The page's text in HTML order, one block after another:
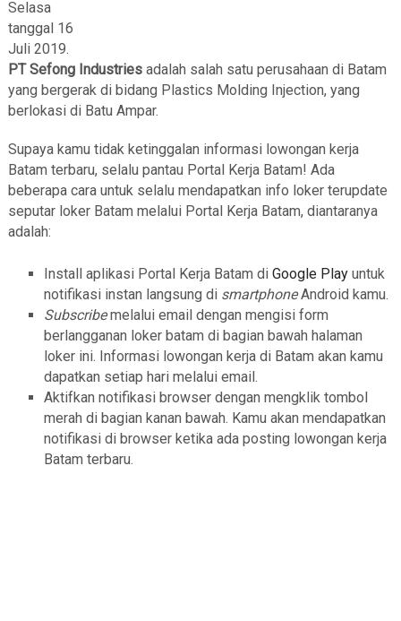
Selasa
tanggal 16
Juli 2019.
PT Sefong Industriesadalah salah satu perusahaan di Batam
yang bergerak di bidang Plastics Molding Injection, yang
berlokasi di Batu Ampar.
Supaya kamu tidak ketinggalan informasi lowongan kerja
Batam terbaru, selalu pantau Portal Kerja Batam! Ada
beberapa cara untuk selalu mendapatkan info loker terupdate
seputar loker Batam melalui Portal Kerja Batam, diantaranya
adalah:
Install aplikasi Portal Kerja Batam di Google Playuntuk
notifikasi instan langsung di smartphoneAndroid kamu.
Subscribemelalui email dengan mengisi form
berlangganan loker batam di bagian bawah halaman
loker ini. Informasi lowongan kerja di Batam akan kamu
dapatkan setiap hari melalui email.
Aktifkan notifikasi browser dengan mengklik tombol
merah di bagian kanan bawah. Kamu akan mendapatkan
notifikasi di browser ketika ada posting lowongan kerja
Batam terbaru.